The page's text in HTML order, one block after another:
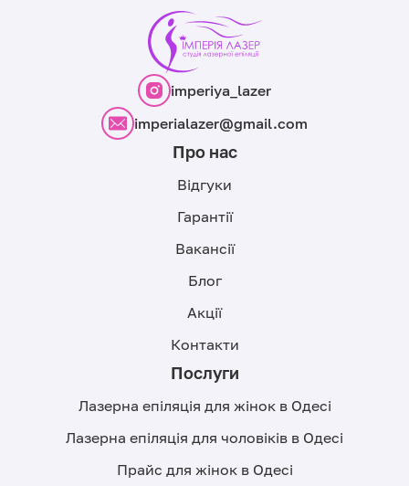
imperiya_lazer
imperialazer@gmail.com
Про нас
Відгуки
Гарантії
Вакансії
Блог
Акції
Контакти
Послуги
Лазерна епіляція для жінок в Одесі
Лазерна епіляція для чоловіків в Одесі
Прайс для жінок в Одесі